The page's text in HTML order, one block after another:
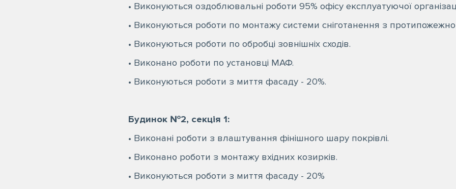
• Виконуються оздоблювальні роботи 95% офісу експлуатуючої
• Виконуються роботи по монтажу системи сніготанення з
• Виконуються роботи по обробці зовнішніх сходів.
• Виконано роботи по установці МАФ.
• Виконуються роботи з миття фасаду - 20%.
Будинок №2, секція 1:
• Виконані роботи з влаштування фінішного шару покрівлі.
• Виконано роботи з монтажу вхідних козирків.
• Виконуються роботи з миття фасаду - 20%